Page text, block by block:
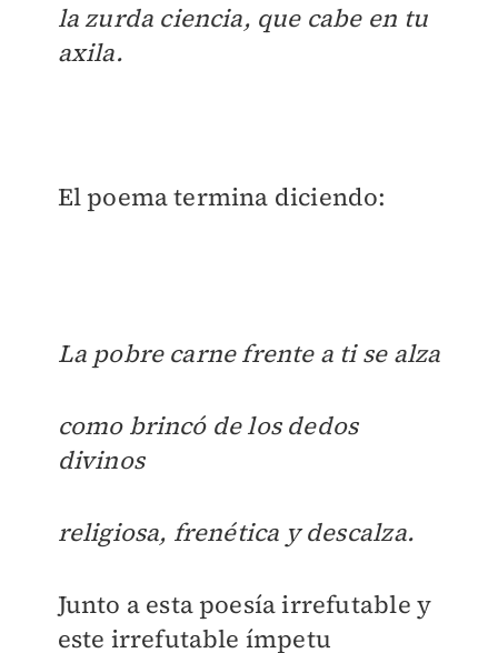
la zurda ciencia, que cabe en tu
axila.
El poema termina diciendo:
La pobre carne frente a ti se alza
como brincó de los dedos
divinos
religiosa, frenética y descalza.
Junto a esta poesía irrefutable y
este irrefutable ímpetu